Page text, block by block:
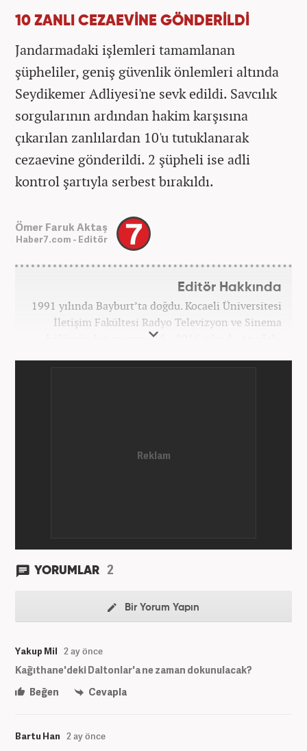
10 ZANLI CEZAEVİNE GÖNDERİLDİ
Jandarmadaki işlemleri tamamlanan
şüpheliler, geniş güvenlik önlemleri altında
Seydikemer Adliyesi'ne sevk edildi. Savcılık
sorgularının ardından hakim karşısına
çıkarılan zanlılardan 10'u tutuklanarak
cezaevine gönderildi. 2 şüpheli ise adli
kontrol şartıyla serbest bırakıldı.
Ömer Faruk Aktaş
Haber7.com - Editör
Editör Hakkında
1991 yılında Bayburt’ta doğdu. Kocaeli Üniversitesi
İletişim Fakültesi Radyo Televizyon ve Sinema
bölümünden mezun oldu. 2016 yılında Anadolu
YORUMLAR 2
Bir Yorum Yapın
Yakup Mil 2 ay önce
Kağıthane'deki Daltonlar'a ne zaman dokunulacak?
Beğen
Cevapla
Bartu Han 2 ay önce